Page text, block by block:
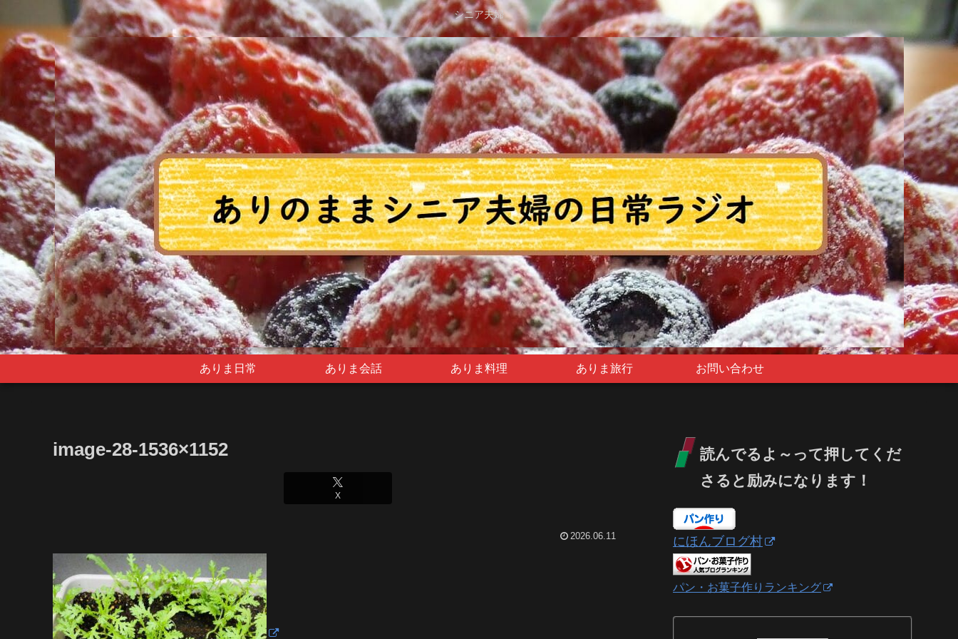
シニア夫婦
ありま日常 ありま会話 ありま料理 ありま旅行 お問い合わせ
image-28-1536×1152
X
2026.06.11
読んでるよ～って押してくだ
さると励みになります！
にほんブログ村
パン・お菓子作りランキング